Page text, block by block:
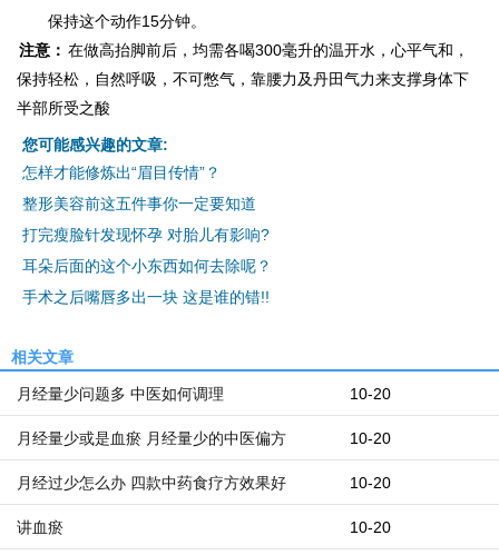
保持这个动作15分钟。
注意： 在做高抬脚前后，均需各喝300毫升的温开水，心平气和，
保持轻松，自然呼吸，不可憋气，靠腰力及丹田气力来支撑身体下
半部所受之酸
您可能感兴趣的文章:
怎样才能修炼出“眉目传情”？
整形美容前这五件事你一定要知道
打完瘦脸针发现怀孕 对胎儿有影响?
耳朵后面的这个小东西如何去除呢？
手术之后嘴唇多出一块 这是谁的错!!
相关文章
10-20
月经量少问题多 中医如何调理
10-20
月经量少或是血瘀 月经量少的中医偏方
10-20
月经过少怎么办 四款中药食疗方效果好
10-20
讲血瘀